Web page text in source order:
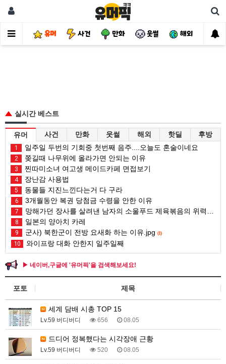
유머 사건 만화 웃썰 해외 핫
실시간 베스트
유머 사건 만화 웃썰 해외 핫딜 후방
1 일주일 두번의 기회중 첫번째 음주....오늘도 혼술이네요
2 쫒길때 나무위에 올라가면 안되는 이유
3 찐따미소녀 여고생 메이드카페 면접보기
4 장난감 사용법
5 동물들 지진느낀다는거 다 구라
6 3개월동안 복권 당첨금 수령을 안한 이유
7 망해가던 장사를 살려낸 남자의 소울푸드 제육볶음의 위력 ㅋㅋ
8 일본의 양아치 카레
9 군사) 북한군이 전방 요새화 하는 이유.jpg (1)
10 와이프랑 대화 안한지 일주일째
▶ 네이버,구글에 '유머픽'을 검색해보세요!
포토 제목
세계 담배 시총 TOP 15
Lv.59 버디버디 656 08.05
드디어 정복했다는 시각장애 근황
Lv.59 버디버디 520 08.05